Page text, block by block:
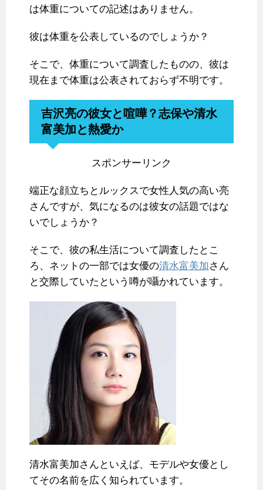
は体重についての記述はありません。
彼は体重を公表しているのでしょうか？
そこで、体重について調査したものの、彼は
現在まで体重は公表されておらず不明です。
吉沢亮の彼女と喧嘩？志保や清水
富美加と熱愛か
スポンサーリンク
端正な顔立ちとルックスで女性人気の高い亮
さんですが、気になるのは彼女の話題ではな
いでしょうか？
そこで、彼の私生活について調査したとこ
ろ、ネットの一部では女優の清水富美加さん
と交際していたという噂が囁かれています。
清水富美加さんといえば、モデルや女優とし
てその名前を広く知られています。